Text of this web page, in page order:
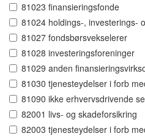
81023 finansieringsfonde
81024 holdings-, investerings-
81027 fondsbørsvekselerer
81028 investeringsforeninger
81029 anden
81030 tjenesteydelser i forb
81090 ikke erhvervsdrivende
82001 livs- og skadeforsikring
82003 tjenesteydelser i forb